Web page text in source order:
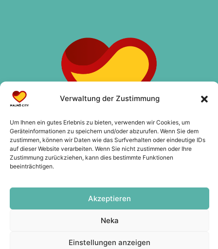
Verwaltung der Zustimmung
Um Ihnen ein gutes Erlebnis zu bieten, verwenden wir Cookies, um
Geräteinformationen zu speichern und/oder abzurufen. Wenn Sie dem
zustimmen, können wir Daten wie das Surfverhalten oder eindeutige IDs
auf dieser Website verarbeiten. Wenn Sie nicht zustimmen oder Ihre
Zustimmung zurückziehen, kann dies bestimmte Funktionen
beeinträchtigen.
Akzeptieren
Neka
Einstellungen anzeigen
Kontakt